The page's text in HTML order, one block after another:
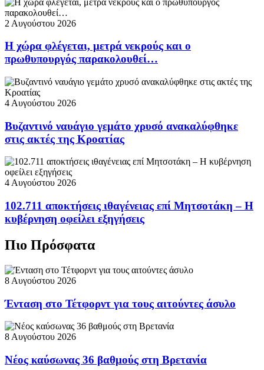
2 Αυγούστου 2026
Η χώρα φλέγεται, μετρά νεκρούς και ο
πρωθυπουργός παρακολουθεί…
4 Αυγούστου 2026
Βυζαντινό ναυάγιο γεμάτο χρυσό ανακαλύφθηκε
στις ακτές της Κροατίας
4 Αυγούστου 2026
102.711 αποκτήσεις ιθαγένειας επί Μητσοτάκη – Η
κυβέρνηση οφείλει εξηγήσεις
Πιο Πρόσφατα
8 Αυγούστου 2026
Ένταση στο Τέτφορντ για τους αιτούντες άσυλο
8 Αυγούστου 2026
Νέος καύσωνας 36 βαθμούς στη Βρετανία